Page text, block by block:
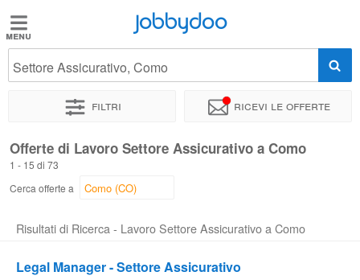
Jobbydoo
Offerte
Stipendi
Elenco
Jobbydoo
Settore Assicurativo, Como
Filtri Ricevi le offerte
Offerte di Lavoro Settore Assicurativo a Como
1 - 15 di 73
Cerca offerte a
Risultati di Ricerca - Lavoro Settore Assicurativo a Como
Legal Manager - Settore Assicurativo